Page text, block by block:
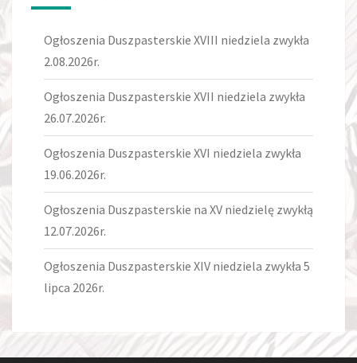
Ogłoszenia Duszpasterskie XVIII niedziela zwykła
2.08.2026r.
Ogłoszenia Duszpasterskie XVII niedziela zwykła
26.07.2026r.
Ogłoszenia Duszpasterskie XVI niedziela zwykła
19.06.2026r.
Ogłoszenia Duszpasterskie na XV niedzielę zwykłą
12.07.2026r.
Ogłoszenia Duszpasterskie XIV niedziela zwykła 5
lipca 2026r.